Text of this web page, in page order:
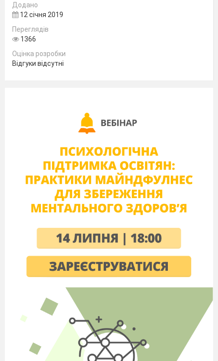
м. Пологи
Обобщение темы :«Электрический ток. Законы
постоянного тока.»
- Обобщить и систематизировать знания учащихся
- сформировать научно-материалистическое
мировоззрение учащихся;
- развивать логическое мышление учащихся,
умения решать задачи.
Эпиграф:«Знание тогда знание, когда
приобретено усилиями своей мысли, а не одной
памятью.» Л. Н. Толстой.
Оборудование:кодоскоп, магнитофон,
гальванометр, реостат, ключ, источник тока,
амперметр, вольтметр, чувствительный
гальванометр, соединительные провода,
Додано
12 січня 2019
Переглядів
1366
Оцінка розробки
Відгуки відсутні